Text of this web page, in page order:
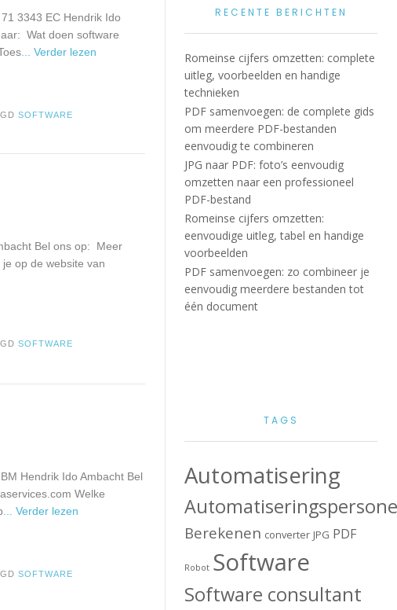
3343 EC Hendrik Ido
Wat doen software
... Verder lezen
SOFTWARE
Bel ons op: Meer
op de website van
SOFTWARE
Hendrik Ido Ambacht Bel
Welke
... Verder lezen
SOFTWARE
RECENTE BERICHTEN
Romeinse cijfers omzetten: complete
uitleg, voorbeelden en handige
technieken
PDF samenvoegen: de complete gids
om meerdere PDF-bestanden
eenvoudig te combineren
JPG naar PDF: foto’s eenvoudig
omzetten naar een professioneel
PDF-bestand
Romeinse cijfers omzetten:
eenvoudige uitleg, tabel en handige
voorbeelden
PDF samenvoegen: zo combineer je
eenvoudig meerdere bestanden tot
één document
TAGS
Automatisering
Berekenen converter JPG PDF
Robot Software
Software consultant